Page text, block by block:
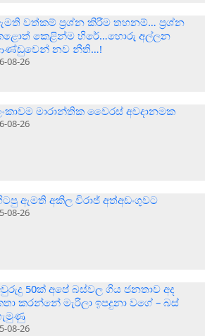
වත්කම් ප්‍රශ්න කිරීම තහනම්… ප්‍රශ්න
කෙළින්ම හිරේ…හොරු අල්ලන
නව නීති…!
08-26
මාරාන්තික වෛරස් අවදානමක
08-26
ඇමති අකිල විරාජ් අත්අඩංගුවට
08-26
50ක් අපේ බස්වල ගිය ජනතාව අද
කරන්නේ මැරිලා ඉපදුනා වගේ – බස්
08-26